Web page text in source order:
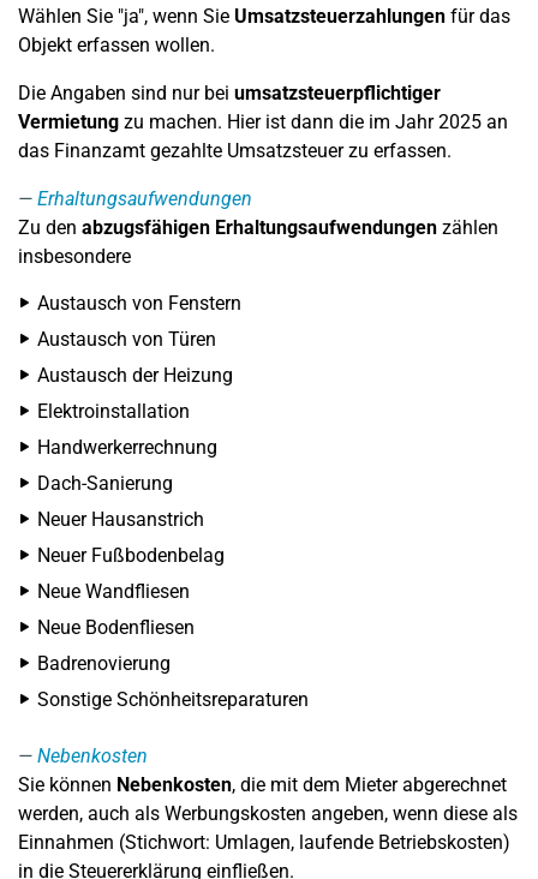
Wählen Sie "ja", wenn Sie Umsatzsteuerzahlungen für das
Objekt erfassen wollen.
Die Angaben sind nur bei umsatzsteuerpflichtiger
Vermietung zu machen. Hier ist dann die im Jahr 2025 an
das Finanzamt gezahlte Umsatzsteuer zu erfassen.
Erhaltungsaufwendungen
Zu den abzugsfähigen Erhaltungsaufwendungen zählen
insbesondere
Austausch von Fenstern
Austausch von Türen
Austausch der Heizung
Elektroinstallation
Handwerkerrechnung
Dach-Sanierung
Neuer Hausanstrich
Neuer Fußbodenbelag
Neue Wandfliesen
Neue Bodenfliesen
Badrenovierung
Sonstige Schönheitsreparaturen
Nebenkosten
Sie können Nebenkosten, die mit dem Mieter abgerechnet
werden, auch als Werbungskosten angeben, wenn diese als
Einnahmen (Stichwort: Umlagen, laufende Betriebskosten)
in die Steuererklärung einfließen.